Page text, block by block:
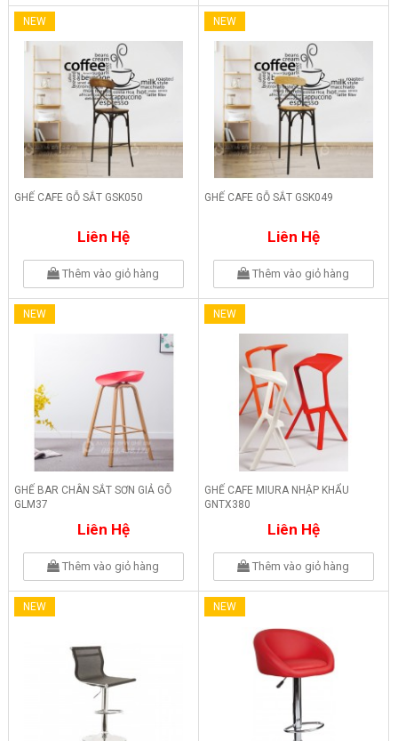
NEW
GHẾ CAFE GỖ SẮT GSK050
Liên Hệ
Thêm vào giỏ hàng
NEW
GHẾ CAFE GỖ SẮT GSK049
Liên Hệ
Thêm vào giỏ hàng
NEW
GHẾ BAR CHÂN SẮT SƠN GIẢ GỖ
GLM37
Liên Hệ
Thêm vào giỏ hàng
NEW
GHẾ CAFE MIURA NHẬP KHẨU
GNTX380
Liên Hệ
Thêm vào giỏ hàng
NEW NEW